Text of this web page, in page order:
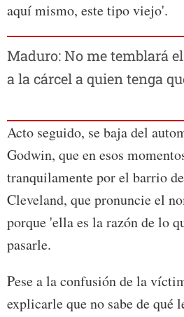
aquí mismo, este tipo viejo'.
Maduro: No me temblará
a la cárcel a quien tenga
Acto seguido, se baja del
Godwin, que en esos
tranquilamente por el barrio
Cleveland, que pronuncie el
porque 'ella es la razón de lo
pasarle.
Pese a la confusión de la
explicarle que no sabe de qué